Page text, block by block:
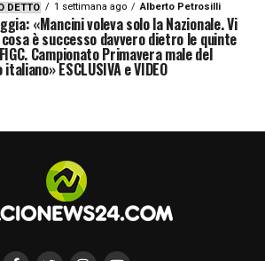
DETTO 1 settimana ago Alberto Petrosilli
«Mancini voleva solo la Nazionale. Vi
è successo davvero dietro le quinte
Campionato Primavera male del
ESCLUSIVA e VIDEO